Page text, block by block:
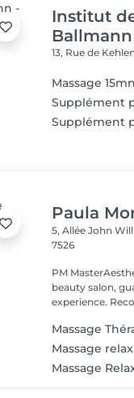
Institut
13, Rue de
Massage 15mn
Supplément
Supplément
Paula
5, Allée John
7526
PM
beauty salon,
experience.
Massage
Massage
Massage